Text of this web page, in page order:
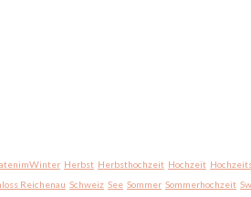
Herbst Herbsthochzeit Hochzeit
Reichenau Schweiz See Sommer Sommerhochzeit